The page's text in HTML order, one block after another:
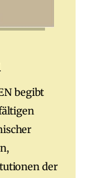
begibt
der